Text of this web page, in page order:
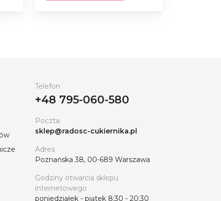
Telefon
+48 795-060-580
Poczta
sklep@radosc-cukiernika.pl
Adres
Poznańska 38, 00-689 Warszawa
Godziny otwarcia sklepu
internetowego
poniedziałek - piątek 8:30 - 20:30